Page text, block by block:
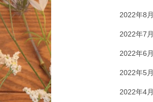
2022年8月
2022年7月
2022年6月
2022年5月
2022年4月